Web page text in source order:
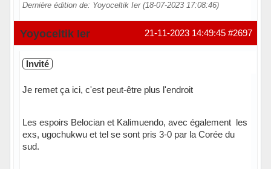
Dernière édition de: Yoyoceltik Ier (18-07-2023 17:08:46)
#2697
21-11-2023 14:49:45
Yoyoceltik Ier
Invité
Je remet ça ici, c'est peut-être plus l'endroit
Les espoirs Belocian et Kalimuendo, avec également les
exs, ugochukwu et tel se sont pris 3-0 par la Corée du
sud.